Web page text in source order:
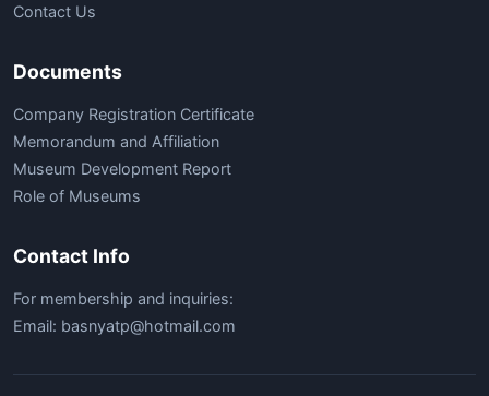
Contact Us
Documents
Company Registration Certificate
Memorandum and Affiliation
Museum Development Report
Role of Museums
Contact Info
For membership and inquiries:
Email: basnyatp@hotmail.com